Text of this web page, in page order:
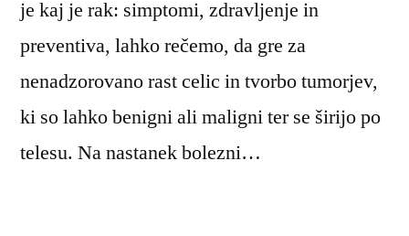
je kaj je rak: simptomi, zdravljenje in
preventiva, lahko rečemo, da gre za
nenadzorovano rast celic in tvorbo tumorjev,
ki so lahko benigni ali maligni ter se širijo po
telesu. Na nastanek bolezni…